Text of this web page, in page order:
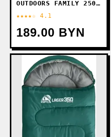
OUTDOORS FAMILY 250
★★★★☆ 4.1
189.00 BYN